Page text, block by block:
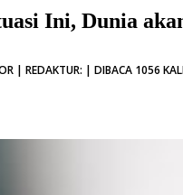
Ini, Dunia
| REDAKTUR: | DIBACA 1056